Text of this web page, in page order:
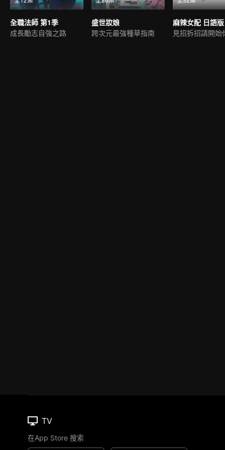
全職法師 第1季
成長勵志自強之路
盛世妝娘
跨次元最強種草指南
麻辣女配 日語版
TV
在App Store 搜索